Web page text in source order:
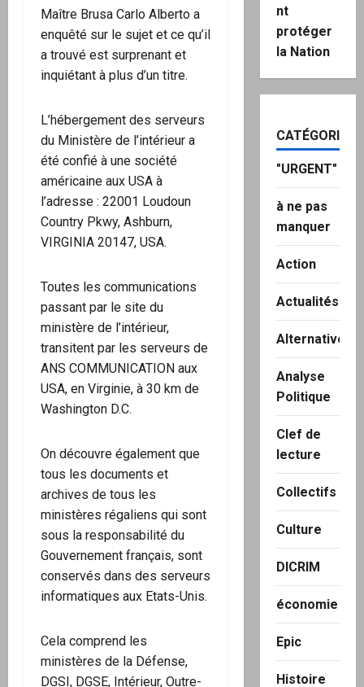
Maître Brusa Carlo Alberto a
enquêté sur le sujet et ce qu’il
a trouvé est surprenant et
inquiétant à plus d’un titre.
L’hébergement des serveurs
du Ministère de l’intérieur a
été confié à une société
américaine aux USA à
l’adresse : 22001 Loudoun
Country Pkwy, Ashburn,
VIRGINIA 20147, USA.
Toutes les communications
passant par le site du
ministère de l’intérieur,
transitent par les serveurs de
ANS COMMUNICATION aux
USA, en Virginie, à 30 km de
Washington D.C.
On découvre également que
tous les documents et
archives de tous les
ministères régaliens qui sont
sous la responsabilité du
Gouvernement français, sont
conservés dans des serveurs
informatiques aux Etats-Unis.
Cela comprend les
ministères de la Défense,
DGSI, DGSE, Intérieur, Outre-
nt
protéger
la Nation
CATÉGORIES
"URGENT"
à ne pas
manquer
Action
Actualités
Alternatives
Analyse
Politique
Clef de
lecture
Collectifs
Culture
DICRIM
économie
Epic
Histoire